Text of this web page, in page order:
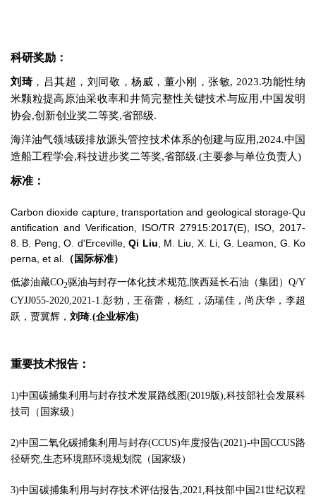
科研奖励 ：
刘琦，吕其超，刘同敬，杨威，董小刚，张敏, 2023.功能性纳
米颗粒提高原油采收率和井筒完整性关键技术与应用,中国发明
协会,创新创业奖二等奖,省部级.
海洋油气领域碳排放源头管控技术体系的创建与应用,2024.中国
造船工程学会,科技进步奖二等奖,省部级.(主要参与单位负责人)
标准 ：
Carbon dioxide capture, transportation and geological storage-Qu
antification and Verification, ISO/TR 27915:2017(E), ISO, 2017-
8. B. Peng, O. d'Erceville, Qi Liu , M. Liu, X. Li, G. Leamon, G. Ko
perna, et al.
（国际标准）
低渗油藏CO2驱油与封存一体化技术规范,陕西延长石油（集团）Q/Y
CYJJ055-2020,2021-1.彭勃，王蓓蕾，杨红，汤瑞佳，尚庆华，李超
跃，贾冀辉， 刘琦 (企业标准)
重要技术报告 ：
1)中国碳捕集利用与封存技术发展路线图(2019版),科技部社会发展科
技司（国家级）
2)中国二氧化碳捕集利用与封存(CCUS)年度报告(2021)-中国CCUS路
径研究,生态环境部环境规划院（国家级）
3)中国碳捕集利用与封存技术评估报告,2021,科技部中国21世纪议程